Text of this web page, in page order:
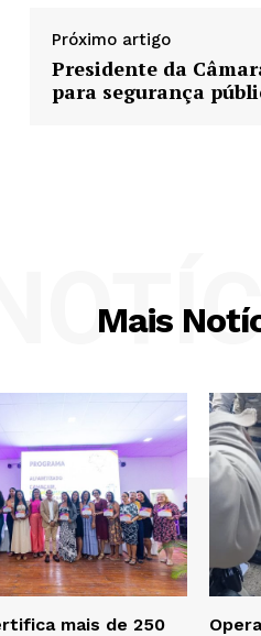
Próximo artigo
Presidente da
para segurança
Mais
mais de 250